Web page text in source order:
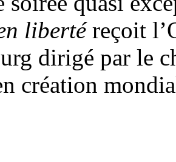
libertéreçoit
dirigé par le
création